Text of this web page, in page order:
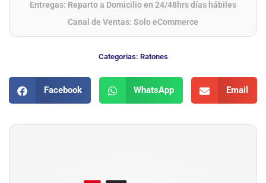
Entregas: Reparto a Domicilio en 24/48hrs días hábiles
Canal de Ventas: Solo eCommerce
Categorias: Ratones
Facebook WhatsApp Email